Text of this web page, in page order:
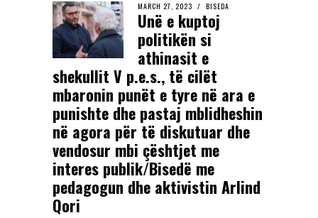
MARCH 27, 2023 BISEDA
Unë e kuptoj
politikën si
athinasit e
shekullit V p.e.s., të cilët
mbaronin punët e tyre në ara e
punishte dhe pastaj mblidheshin
në agora për të diskutuar dhe
vendosur mbi çështjet me
interes publik/Bisedë me
pedagogun dhe aktivistin Arlind
Qori